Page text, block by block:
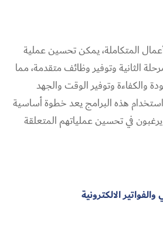
المتكاملة، يمكن تحسين عملية
الثانية وتوفير وظائف متقدمة، مما
والكفاءة وتوفير الوقت والجهد
هذه البرامج يعد خطوة أساسية
يرغبون في تحسين عملياتهم المتعلقة
الالكترونية